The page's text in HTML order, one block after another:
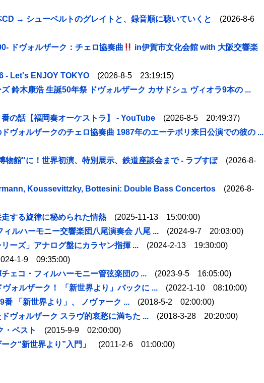
→ シューベルトのグレイトと、録音順に聴いていくと
(2026-8-6
ドヴォルザーク ：チェロ協奏曲
in伊賀市文化会館 with 大阪交響楽
- Let's ENJOY TOKYO (2026-8-5 23:19:15)
鈴木康浩 生誕50年祭 ドヴォルザーク カサドシュ ヴィオラ9本の ...
の話【福岡奏オーケストラ】 - YouTube (2026-8-5 20:49:37)
ドヴォルザークのチェロ協奏曲 1987年のエーテボリ来日公演での彼の ...
物館"に！世界初演、特別展示、鉄道座談会まで - ラブすぽ(2026-8-
Koussevittzky, Bottesini: Double Bass Concertos (2026-8-
する旋律に秘められた情熱 (2025-11-13 15:00:00)
ルハーモニー交響楽団八尾演奏会 八尾 ... (2024-9-7 20:03:00)
ーズ」アナログ盤にカラヤン指揮 ... (2024-2-13 19:30:00)
1-9 09:35:00)
ェコ・フィルハーモニー管弦楽団の ... (2023-9-5 16:05:00)
ォルザーク！ 「新世界より」バックに ... (2022-1-10 08:10:00)
番 「新世界より」、 ノヴァーク ... (2018-5-2 02:00:00)
ヴォルザーク スラヴ的哀愁に満ちた ... (2018-3-28 20:20:00)
・ベスト
(2015-9-9 02:00:00)
ク“新世界より”入門」 (2011-2-6 01:00:00)